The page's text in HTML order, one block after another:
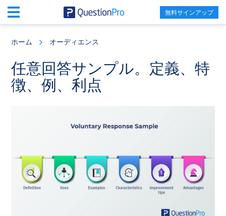
content
sidebar
無料サインアップ
ホーム オーディエンス
任意回答サンプル。定義、特
徴、例、利点